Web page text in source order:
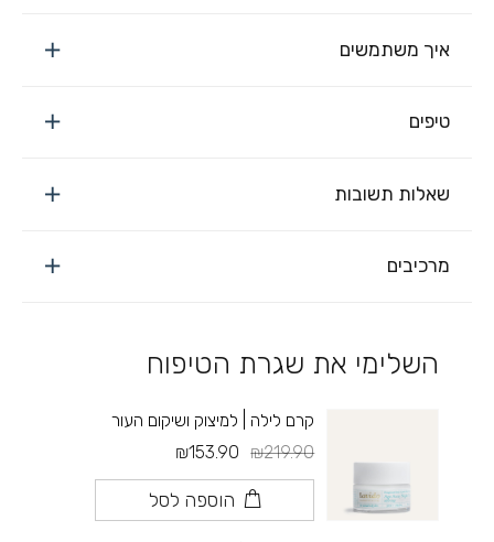
איך משתמשים
טיפים
שאלות תשובות
מרכיבים
השלימי את שגרת הטיפוח
קרם לילה | למיצוק ושיקום העור
₪219.90
₪153.90
הוספה לסל